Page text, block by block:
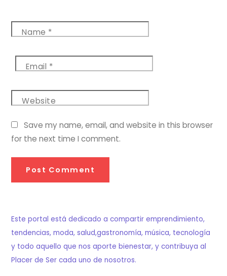
Name *
Email *
Website
Save my name, email, and website in this browser
for the next time I comment.
Este portal está dedicado a compartir emprendimiento,
tendencias, moda, salud,gastronomía, música, tecnología
y todo aquello que nos aporte bienestar, y contribuya al
Placer de Ser cada uno de nosotros.